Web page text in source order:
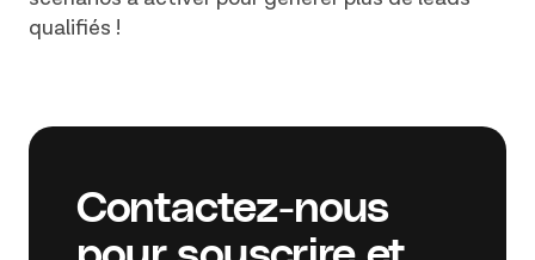
qualifiés !
Contactez-nous